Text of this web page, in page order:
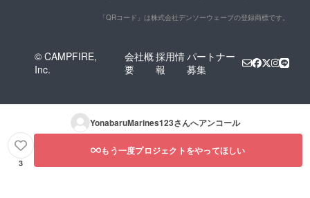
「QRコード」は株式会社デンソーウェーブの登録商標です。
© CAMPFIRE,
Inc.
会社概
要
採用情
報
パートナー
募集
YonabaruMarines123さんへアンコール
3
もう一度プロジェクトをやってほしい